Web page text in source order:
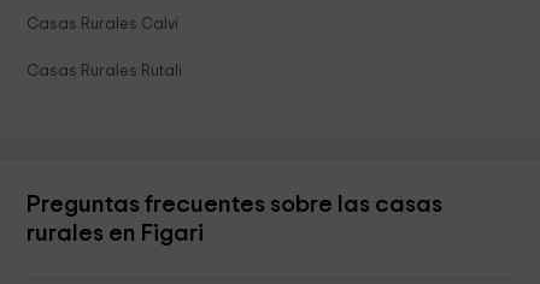
Casas Rurales Calvi
Casas Rurales Rutali
Preguntas frecuentes sobre las casas
rurales en Figari